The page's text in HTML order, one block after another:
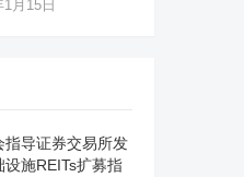
月15日
指导证券交易所发
设施REITs扩募指